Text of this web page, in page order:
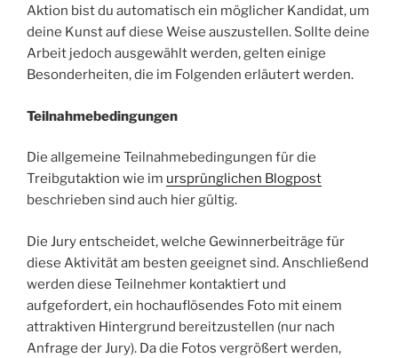
Aktion bist du automatisch ein möglicher Kandidat, um
deine Kunst auf diese Weise auszustellen. Sollte deine
Arbeit jedoch ausgewählt werden, gelten einige
Besonderheiten, die im Folgenden erläutert werden.
Teilnahmebedingungen
Die allgemeine Teilnahmebedingungen für die
Treibgutaktion wie im ursprünglichen Blogpost
beschrieben sind auch hier gültig.
Die Jury entscheidet, welche Gewinnerbeiträge für
diese Aktivität am besten geeignet sind. Anschließend
werden diese Teilnehmer kontaktiert und
aufgefordert, ein hochauflösendes Foto mit einem
attraktiven Hintergrund bereitzustellen (nur nach
Anfrage der Jury). Da die Fotos vergrößert werden,